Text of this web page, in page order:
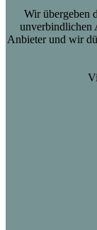
Wir übergeben
unverbindlichen
Anbieter und wir